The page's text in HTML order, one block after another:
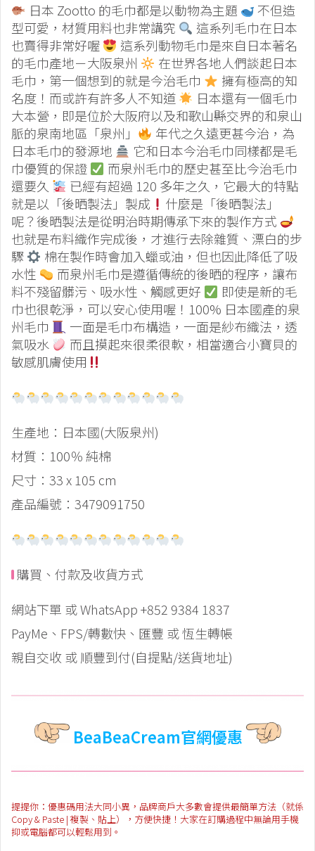
日本 Zootto 的毛巾都是以動物為主題
不但造
型可愛，材質用料也非常講究
這系列毛巾在日本
也賣得非常好喔
這系列動物毛巾是來自日本著名
的毛巾產地－大阪泉州
在世界各地人們談起日本
毛巾，第一個想到的就是今治毛巾
擁有極高的知
名度！而或許有許多人不知道
日本還有一個毛巾
大本營，即是位於大阪府以及和歌山縣交界的和泉山
脈的泉南地區「泉州」
年代之久遠更甚今治，為
日本毛巾的發源地
它和日本今治毛巾同樣都是毛
巾優質的保證
而泉州毛巾的歷史甚至比今治毛巾
還要久
已經有超過 120 多年之久，它最大的特點
就是以「後晒製法」製成
什麼是「後晒製法」
呢？後晒製法是從明治時期傳承下來的製作方式
也就是布料織作完成後，才進行去除雜質、漂白的步
驟
棉在製作時會加入蠟或油，但也因此降低了吸
水性
而泉州毛巾是遵循傳統的後晒的程序，讓布
料不殘留髒污、吸水性、觸感更好
即使是新的毛
巾也很乾淨，可以安心使用喔！100% 日本國產的泉
州毛巾
一面是毛巾布構造，一面是紗布織法，透
氣吸水
而且摸起來很柔很軟，相當適合小寶貝的
敏感肌膚使用
生產地：日本國(大阪泉州)
材質：100％ 純棉
尺寸：33 x 105 cm
產品編號：3479091750
購買、付款及收貨方式
網站下單 或 WhatsApp +852 9384 1837
PayMe、FPS/轉數快、匯豐 或 恆生轉帳
親自交收 或 順豐到付(自提點/送貨地址)
BeaBeaCream官網優惠
提提你：優惠碼用法大同小異，品牌商戶大多數會提供最簡單方法（就係
Copy & Paste | 複製、貼上），方便快捷！大家在訂購過程中無論用手機
抑或電腦都可以輕鬆用到。